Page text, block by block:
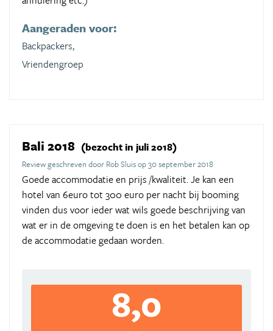
Aangeraden voor:
Backpackers,
Vriendengroep
Bali 2018 (bezocht in juli 2018)
Review geschreven door Rob Sluis op 30 september 2018
Goede accommodatie en prijs /kwaliteit. Je kan een
hotel van 6euro tot 300 euro per nacht bij booming
vinden dus voor ieder wat wils goede beschrijving van
wat er in de omgeving te doen is en het betalen kan op
de accommodatie gedaan worden.
8,0